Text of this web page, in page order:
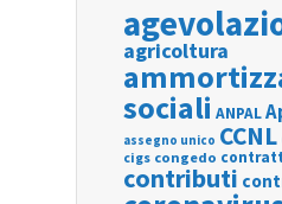
agricoltura
sociali ANPAL
assegno unico CCNL
cigs congedo
contributi